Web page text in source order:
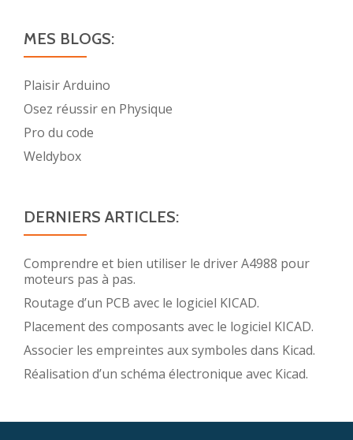
MES BLOGS:
Plaisir Arduino
Osez réussir en Physique
Pro du code
Weldybox
DERNIERS ARTICLES:
Comprendre et bien utiliser le driver A4988 pour
moteurs pas à pas.
Routage d’un PCB avec le logiciel KICAD.
Placement des composants avec le logiciel KICAD.
Associer les empreintes aux symboles dans Kicad.
Réalisation d’un schéma électronique avec Kicad.